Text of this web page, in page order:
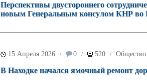
Перспективы двустороннего
новым Генеральным консулом КНР во
15 Апреля 2026 / 0 / 520 / Общество
В Находке начался ямочный ремонт